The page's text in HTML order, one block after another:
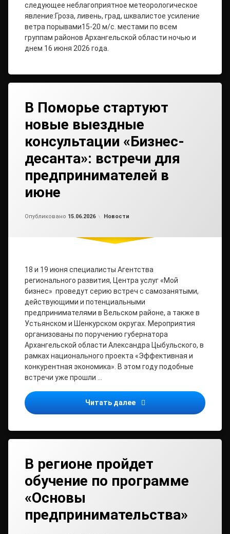
следующее неблагоприятное метеорологическое
явление:Гроза, ливень, град, шквалистое усиление
ветра порывами15-20 м/с. местами по всем
группам районов Архангельской области ночью и
днем 16 июня 2026 года.
В Поморье стартуют
новые выездные
консультации «Бизнес-
десанта»: встречи для
предпринимателей в
июне
Опубликовано 15.06.2026 Рубрики:
Новости
18 и 19 июня специалисты Агентства
регионального развития, Центра услуг «Мой
бизнес» проведут серию встреч с самозанятыми,
действующими и потенциальными
предпринимателями в Вельском районе, а также в
Устьянском и Шенкурском округах. Мероприятия
организованы по поручению губернатора
Архангельской области Александра Цыбульского, в
рамках национального проекта «Эффективная и
конкурентная экономика». В этом году подобные
встречи уже прошли …
Читать далее В Поморье стартуют
В регионе пройдет
обучение по программе
«Основы
предпринимательства»